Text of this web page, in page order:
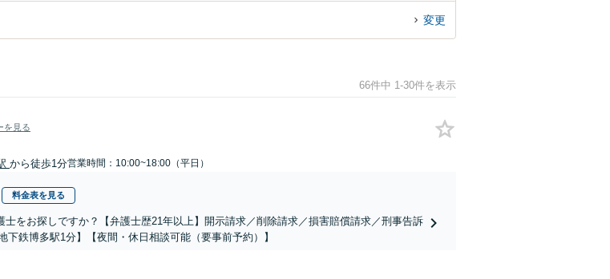
変更
66件中 1-30件を表示
を見る
から徒歩1分営業時間：10:00~18:00（平日）
料金表を見る
士をお探しですか？【弁護士歴21年以上】開示請求／削除請求／損害賠償請求／刑事告訴
下鉄博多駅1分】【夜間・休日相談可能（要事前予約）】